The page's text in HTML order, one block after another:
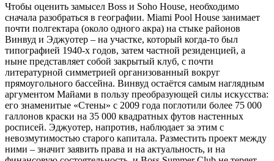
Чтобы оценить замысел Boss и Soho House, необходимо
сначала разобраться в географии. Miami Pool House занимает
почти полгектара (около одного акра) на стыке районов
Винвуд и Эджуотер – на участке, который когда-то был
типографией 1940-х годов, затем частной резиденцией, а
ныне представляет собой закрытый клуб, с почти
литературной симметрией организованный вокруг
прямоугольного бассейна. Винвуд остаётся самым наглядным
аргументом Майами в пользу преобразующей силы искусства:
его знаменитые «Стены» с 2009 года поглотили более 75 000
галлонов краски на 35 000 квадратных футов настенных
росписей. Эджуотер, напротив, наблюдает за этим с
невозмутимостью старого капитала. Разместить проект между
ними – значит заявить права и на актуальность, и на